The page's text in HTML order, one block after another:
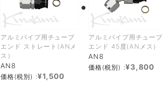
アルミパイプ用チューブ
エンド ストレート(ANメ
ス）
AN8
価格(税別) :¥1,500
アルミパイプ用チューブ
エンド 45度(ANメス）
AN8
価格(税別) :¥3,800